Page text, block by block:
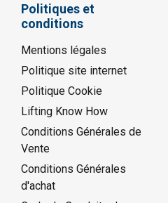
Politiques et
conditions
Mentions légales
Politique site internet
Politique Cookie
Lifting Know How
Conditions Générales de
Vente
Conditions Générales
d'achat